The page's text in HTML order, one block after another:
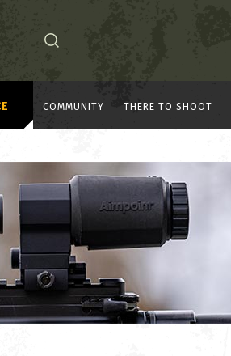
COMMUNITY THERE TO SHOOT